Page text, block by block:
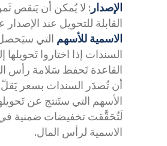
الإصدار : لا يُمكن أن يَنقص
القابلة للتحويل عند الإصدار
الاسمية للأسهم التي
السندات إذا اختاروا
القاعدة تَحفظ سَلامة رأس
أن تُصدَر السندات بسعر
الأسهم التي ستَنتج عن
لَتُحَقَّقت تخفيضات ضمنية في
الاسمية لرأس المال.